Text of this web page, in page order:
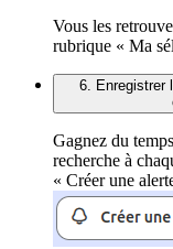
Vous les
rubrique « Ma
6. Enregistrer
Gagnez du
recherche à
« Créer une